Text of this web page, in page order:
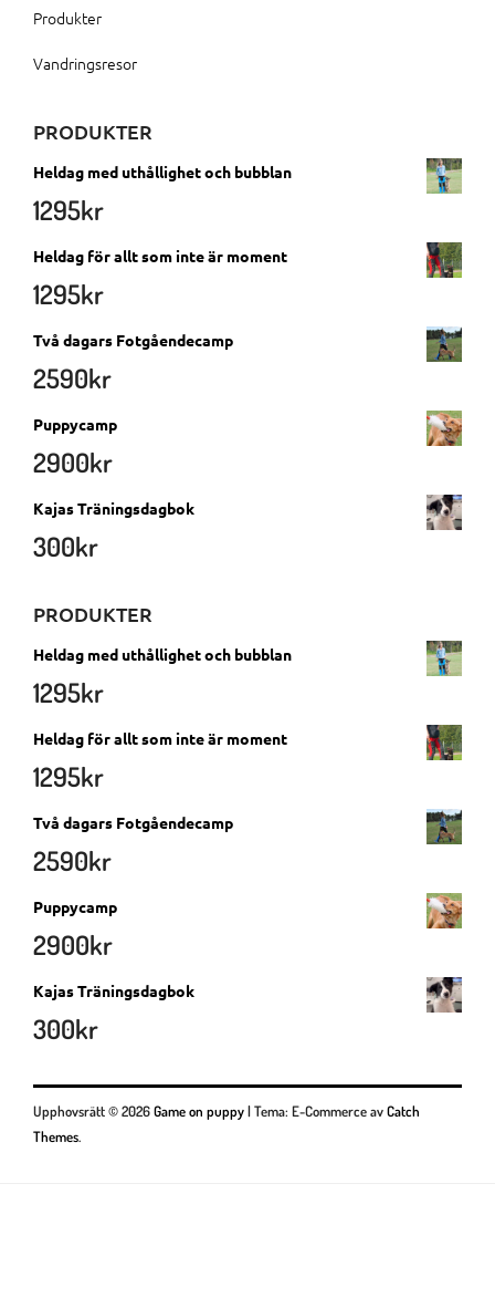
Produkter
Vandringsresor
PRODUKTER
Heldag med uthållighet och bubblan
1295kr
Heldag för allt som inte är moment
1295kr
Två dagars Fotgåendecamp
2590kr
Puppycamp
2900kr
Kajas Träningsdagbok
300kr
PRODUKTER
Heldag med uthållighet och bubblan
1295kr
Heldag för allt som inte är moment
1295kr
Två dagars Fotgåendecamp
2590kr
Puppycamp
2900kr
Kajas Träningsdagbok
300kr
Upphovsrätt © 2026Game on puppy|Tema: E-Commerce avCatch
Themes.